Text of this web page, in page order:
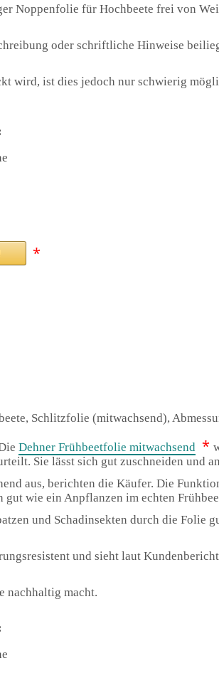
Noppenfolie für Hochbeete frei von
oder schriftliche Hinweise
wird, ist dies jedoch nur schwierig
*
Schlitzfolie (mitwachsend),
Dehner Frühbeetfolie mitwachsend *
Sie lässt sich gut zuschneiden und
aus, berichten die Käufer. Die
wie ein Anpflanzen im echten
und Schadinsekten durch die Folie
und sieht laut
nachhaltig macht.